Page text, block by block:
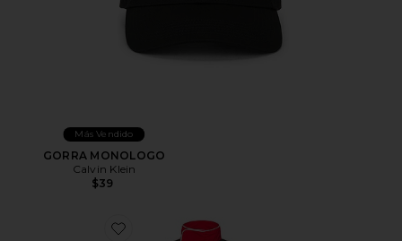
Más Vendido
GORRA MONOLOGO
Calvin Klein
$39